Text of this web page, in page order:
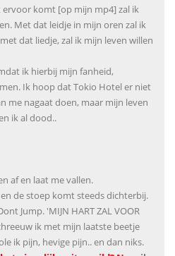
komt [op mijn mp4] zal ik
Met dat leidje in mijn oren zal ik
dat liedje, zal ik mijn leven willen
ik hierbij mijn fanheid,
Ik hoop dat Tokio Hotel er niet
me nagaat doen, maar mijn leven
ik al dood..
af en laat me vallen.
de stoep komt steeds dichterbij.
Jump. 'MIJN HART ZAL VOOR
ik met mijn laatste beetje
ik pijn, hevige pijn.. en dan niks.